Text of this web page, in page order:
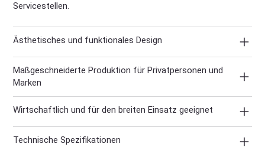
Servicestellen.
Ästhetisches und funktionales Design
Maßgeschneiderte Produktion für Privatpersonen und
Marken
Wirtschaftlich und für den breiten Einsatz geeignet
Technische Spezifikationen